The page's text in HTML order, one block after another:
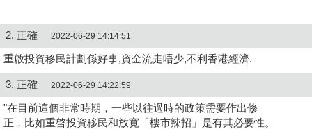
2. 正確 2022-06-29 14:14:51
重啟投資移民計劃係好事,資金流走唔少,不利香港經濟.
3. 正確 2022-06-29 14:22:59
"在目前這個非常時期，一些以往過時的政策需要作出修
正，比如重啓投資移民和放寛「樓市辣招」是有其必要性。